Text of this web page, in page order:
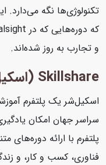
تکنولوژی‌ها نگه می‌دارد.
و تجارب به روز شده‌اند.
Skillshare (اسکیل شیر)
اسکیل‌شر یک پلتفرم
سراسر جهان امکان
پلتفرم با ارائه دوره‌های
فناوری، کسب و کار، و